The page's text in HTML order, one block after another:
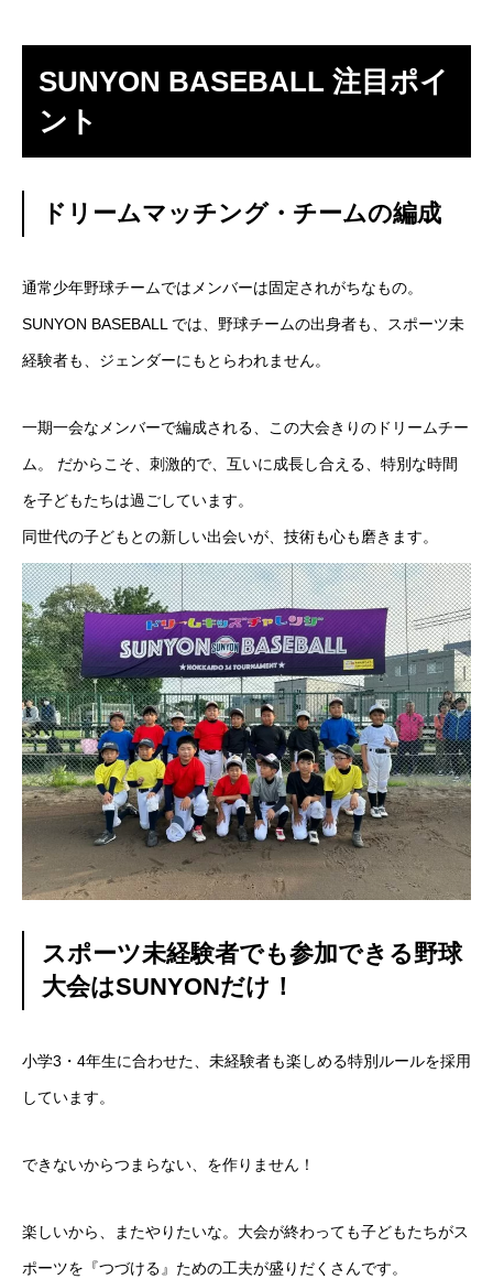
SUNYON BASEBALL 注目ポイ
ント
ドリームマッチング・チームの編成
通常少年野球チームではメンバーは固定されがちなもの。
SUNYON BASEBALL では、野球チームの出身者も、スポーツ未
経験者も、ジェンダーにもとらわれません。
一期一会なメンバーで編成される、この大会きりのドリームチー
ム。 だからこそ、刺激的で、互いに成長し合える、特別な時間
を子どもたちは過ごしています。
同世代の子どもとの新しい出会いが、技術も心も磨きます。
スポーツ未経験者でも参加できる野球
大会はSUNYONだけ！
小学3・4年生に合わせた、未経験者も楽しめる特別ルールを採用
しています。
できないからつまらない、を作りません！
楽しいから、またやりたいな。 大会が終わっても子どもたちがス
ポーツを『つづける』ための工夫が盛りだくさんです。